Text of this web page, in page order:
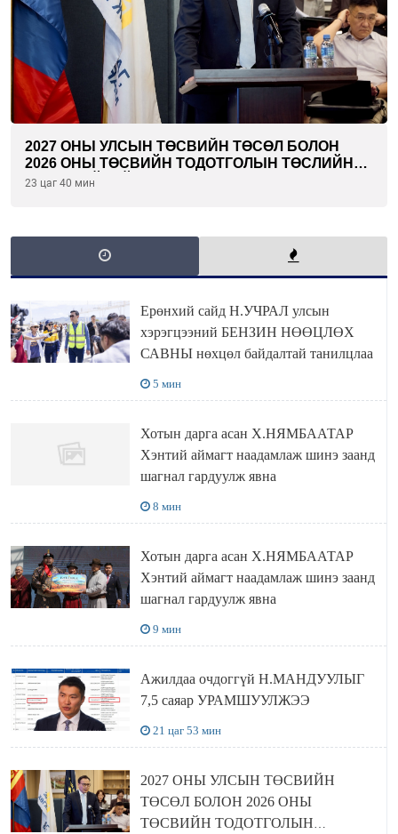
2027 ОНЫ УЛСЫН ТӨСВИЙН ТӨСӨЛ БОЛОН
2026 ОНЫ ТӨСВИЙН ТОДОТГОЛЫН ТӨСЛИЙН
ОЛОН НИЙТИЙН ХЭЛЭЛЦҮҮЛЭГ БОЛЛОО
23 цаг 40 мин
Ерөнхий сайд Н.УЧРАЛ улсын
хэрэгцээний БЕНЗИН НӨӨЦЛӨХ
САВНЫ нөхцөл байдалтай танилцлаа
5 мин
Хотын дарга асан Х.НЯМБААТАР
Хэнтий аймагт наадамлаж шинэ заанд
шагнал гардуулж явна
8 мин
Хотын дарга асан Х.НЯМБААТАР
Хэнтий аймагт наадамлаж шинэ заанд
шагнал гардуулж явна
9 мин
Ажилдаа очдоггүй Н.МАНДУУЛЫГ
7,5 саяар УРАМШУУЛЖЭЭ
21 цаг 53 мин
2027 ОНЫ УЛСЫН ТӨСВИЙН
ТӨСӨЛ БОЛОН 2026 ОНЫ
ТӨСВИЙН ТОДОТГОЛЫН